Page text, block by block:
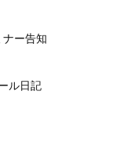
ー告知
ル日記